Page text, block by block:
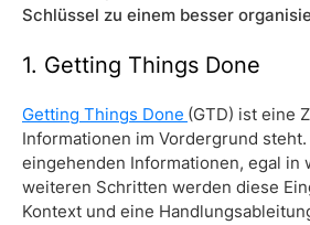
Schlüssel zu einem besser
1. Getting Things Done
Getting Things Done (GTD) ist eine
Informationen im Vordergrund
eingehenden Informationen, egal in
weiteren Schritten werden diese
Kontext und eine